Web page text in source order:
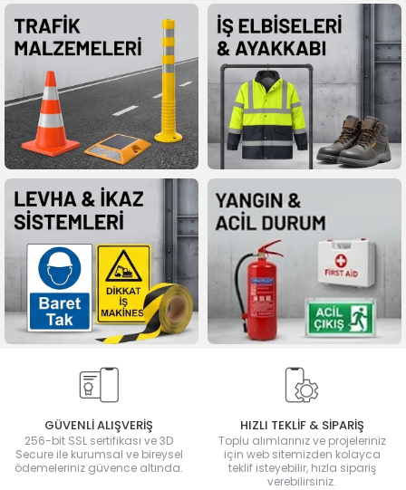
GÜVENLİ ALIŞVERİŞ
256-bit SSL sertifikası ve 3D
Secure ile kurumsal ve bireysel
ödemeleriniz güvence altında.
HIZLI TEKLİF & SİPARİŞ
Toplu alımlarınız ve projeleriniz
için web sitemizden kolayca
teklif isteyebilir, hızla sipariş
verebilirsiniz.